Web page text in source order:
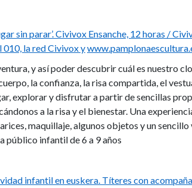
sin parar’. Civivox Ensanche, 12 horas /
010, la red Civivox y
y así poder descubrir cuál es nuestro
la confianza, la risa compartida, el
explorar y disfrutar a partir de sencillas
a la risa y el bienestar. Una
maquillaje, algunos objetos y un
público infantil de 6 a 9 años
infantil en euskera. Títeres con